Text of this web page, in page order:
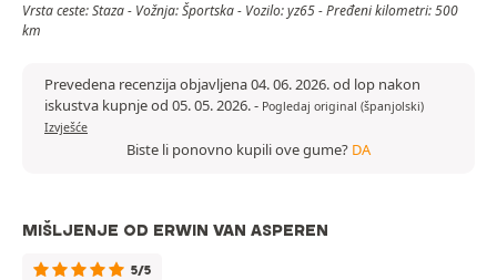
Vrsta ceste: Staza - Vožnja: Športska - Vozilo: yz65 - Pređeni kilometri: 500
km
Prevedena recenzija objavljena 04. 06. 2026. od lop nakon
iskustva kupnje od 05. 05. 2026.- Pogledaj original (španjolski)
Izvješće
Biste li ponovno kupili ove gume? DA
MIŠLJENJE OD ERWIN VAN ASPEREN
5/5